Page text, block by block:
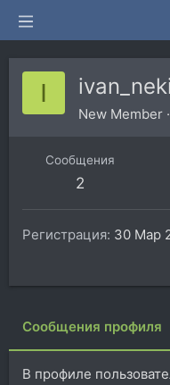
I
New Member ·
Сообщения
2
Регистрация 30 Мар
Сообщения профиля
В профиле